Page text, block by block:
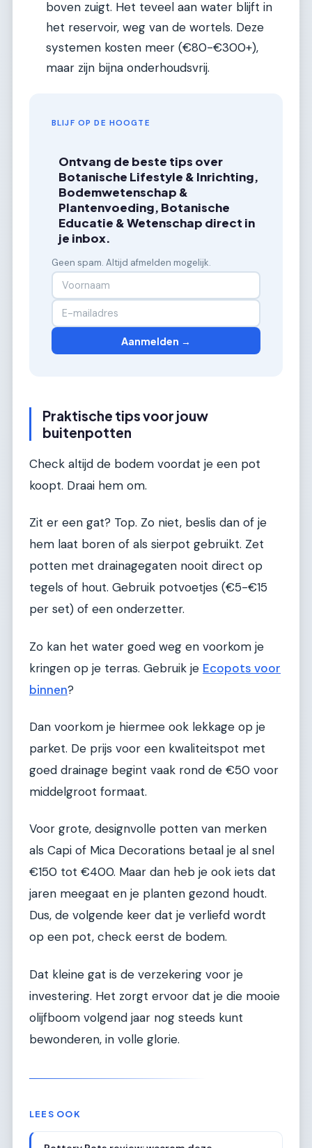
boven zuigt. Het teveel aan water blijft in
het reservoir, weg van de wortels. Deze
systemen kosten meer (€80-€300+),
maar zijn bijna onderhoudsvrij.
BLIJF OP DE HOOGTE
Ontvang de beste tips over
Botanische Lifestyle & Inrichting,
Bodemwetenschap &
Plantenvoeding, Botanische
Educatie & Wetenschap direct in
je inbox.
Geen spam. Altijd afmelden mogelijk.
Aanmelden →
Praktische tips voor jouw
buitenpotten
Check altijd de bodem voordat je een pot
koopt. Draai hem om.
Zit er een gat? Top. Zo niet, beslis dan of je
hem laat boren of als sierpot gebruikt. Zet
potten met drainagegaten nooit direct op
tegels of hout. Gebruik potvoetjes (€5-€15
per set) of een onderzetter.
Zo kan het water goed weg en voorkom je
kringen op je terras. Gebruik je Ecopots voor
binnen?
Dan voorkom je hiermee ook lekkage op je
parket. De prijs voor een kwaliteitspot met
goed drainage begint vaak rond de €50 voor
middelgroot formaat.
Voor grote, designvolle potten van merken
als Capi of Mica Decorations betaal je al snel
€150 tot €400. Maar dan heb je ook iets dat
jaren meegaat en je planten gezond houdt.
Dus, de volgende keer dat je verliefd wordt
op een pot, check eerst de bodem.
Dat kleine gat is de verzekering voor je
investering. Het zorgt ervoor dat je die mooie
olijfboom volgend jaar nog steeds kunt
bewonderen, in volle glorie.
LEES OOK